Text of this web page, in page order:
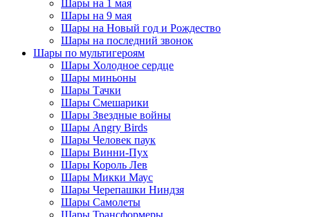
Шары на 1 мая
Шары на 9 мая
Шары на Новый год и Рождество
Шары на последний звонок
Шары по мультигероям
Шары Холодное сердце
Шары миньоны
Шары Тачки
Шары Смешарики
Шары Звездные войны
Шары Angry Birds
Шары Человек паук
Шары Винни-Пух
Шары Король Лев
Шары Микки Маус
Шары Черепашки Ниндзя
Шары Самолеты
Шары Трансформеры